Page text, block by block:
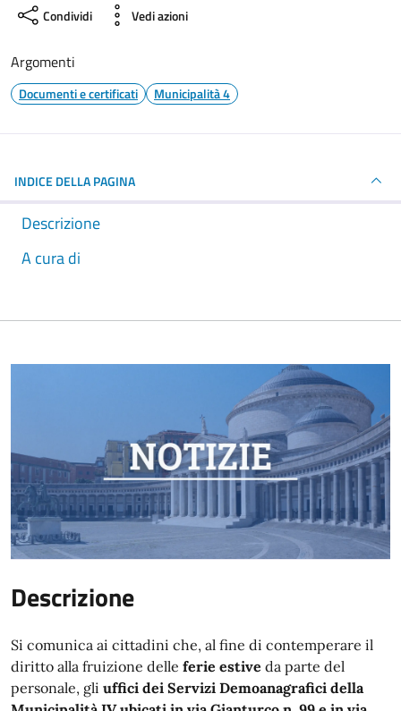
Condividi Vedi azioni
Argomenti
Documenti e certificati Municipalità 4
INDICE DELLA PAGINA
Descrizione
A cura di
Descrizione
Si comunica ai cittadini che, al fine di contemperare il
diritto alla fruizione delle ferie estive da parte del
personale, gli uffici dei Servizi Demoanagrafici della